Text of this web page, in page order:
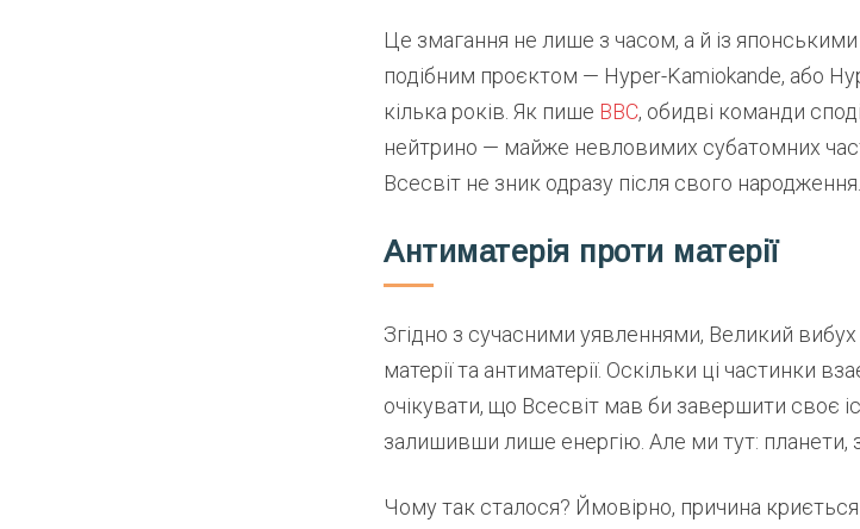
Це змагання не лише з часом, а й із
подібним проєктом — Hyper-Kamiokande, або
кілька років. Як пише BBC, обидві команди
нейтрино — майже невловимих субатомних
Всесвіт не зник одразу після свого народження.
Антиматерія проти матерії
Згідно з сучасними уявленнями, Великий вибух
матерії та антиматерії. Оскільки ці частинки
очікувати, що Всесвіт мав би завершити своє
залишивши лише енергію. Але ми тут: планети,
Чому так сталося? Ймовірно, причина